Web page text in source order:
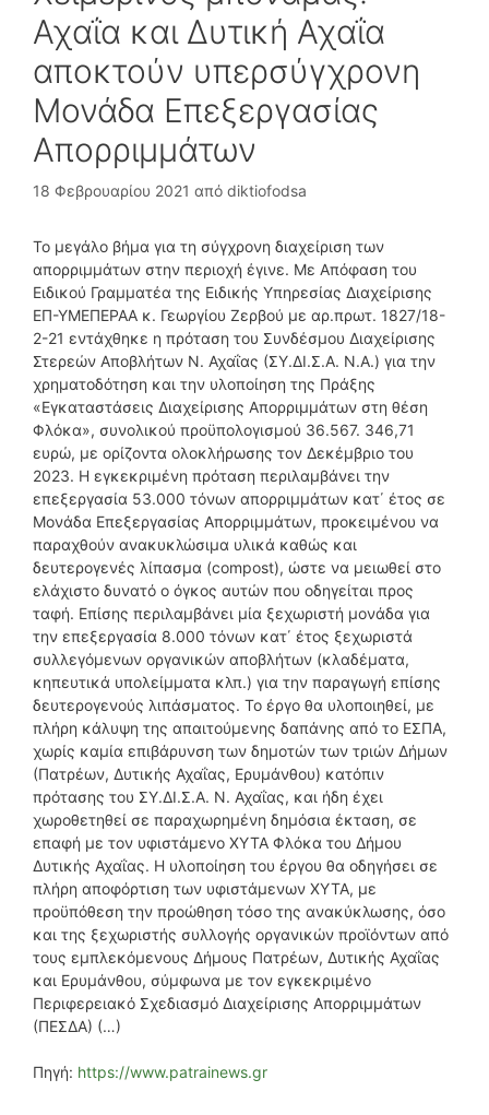
Αχαΐα και Δυτική Αχαΐα
αποκτούν υπερσύγχρονη
Μονάδα Επεξεργασίας
Απορριμμάτων
18 Φεβρουαρίου 2021 από diktiofodsa
Το μεγάλο βήμα για τη σύγχρονη διαχείριση των
απορριμμάτων στην περιοχή έγινε. Με Απόφαση του
Ειδικού Γραμματέα της Ειδικής Υπηρεσίας Διαχείρισης
ΕΠ-ΥΜΕΠΕΡΑΑ κ. Γεωργίου Ζερβού με αρ.πρωτ. 1827/18-
2-21 εντάχθηκε η πρόταση του Συνδέσμου Διαχείρισης
Στερεών Αποβλήτων Ν. Αχαΐας (ΣΥ.ΔΙ.Σ.Α. Ν.Α.) για την
χρηματοδότηση και την υλοποίηση της Πράξης
«Εγκαταστάσεις Διαχείρισης Απορριμμάτων στη θέση
Φλόκα», συνολικού προϋπολογισμού 36.567. 346,71
ευρώ, με ορίζοντα ολοκλήρωσης τον Δεκέμβριο του
2023. Η εγκεκριμένη πρόταση περιλαμβάνει την
επεξεργασία 53.000 τόνων απορριμμάτων κατ΄ έτος σε
Μονάδα Επεξεργασίας Απορριμμάτων, προκειμένου να
παραχθούν ανακυκλώσιμα υλικά καθώς και
δευτερογενές λίπασμα (compost), ώστε να μειωθεί στο
ελάχιστο δυνατό ο όγκος αυτών που οδηγείται προς
ταφή. Επίσης περιλαμβάνει μία ξεχωριστή μονάδα για
την επεξεργασία 8.000 τόνων κατ΄ έτος ξεχωριστά
συλλεγόμενων οργανικών αποβλήτων (κλαδέματα,
κηπευτικά υπολείμματα κλπ.) για την παραγωγή επίσης
δευτερογενούς λιπάσματος. Το έργο θα υλοποιηθεί, με
πλήρη κάλυψη της απαιτούμενης δαπάνης από το ΕΣΠΑ,
χωρίς καμία επιβάρυνση των δημοτών των τριών Δήμων
(Πατρέων, Δυτικής Αχαΐας, Ερυμάνθου) κατόπιν
πρότασης του ΣΥ.ΔΙ.Σ.Α. Ν. Αχαΐας, και ήδη έχει
χωροθετηθεί σε παραχωρημένη δημόσια έκταση, σε
επαφή με τον υφιστάμενο ΧΥΤΑ Φλόκα του Δήμου
Δυτικής Αχαΐας. Η υλοποίηση του έργου θα οδηγήσει σε
πλήρη αποφόρτιση των υφιστάμενων ΧΥΤΑ, με
προϋπόθεση την προώθηση τόσο της ανακύκλωσης, όσο
και της ξεχωριστής συλλογής οργανικών προϊόντων από
τους εμπλεκόμενους Δήμους Πατρέων, Δυτικής Αχαΐας
και Ερυμάνθου, σύμφωνα με τον εγκεκριμένο
Περιφερειακό Σχεδιασμό Διαχείρισης Απορριμμάτων
(ΠΕΣΔΑ) (…)
Πηγή: https://www.patrainews.gr